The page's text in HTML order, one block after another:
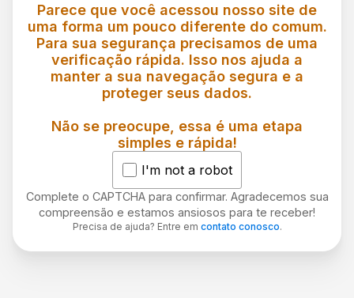
Parece que você acessou nosso site de
uma forma um pouco diferente do comum.
Para sua segurança precisamos de uma
verificação rápida. Isso nos ajuda a
manter a sua navegação segura e a
proteger seus dados.
Não se preocupe, essa é uma etapa
simples e rápida!
I'm not a robot
Complete o CAPTCHA para confirmar. Agradecemos sua
compreensão e estamos ansiosos para te receber!
Precisa de ajuda? Entre em contato conosco.